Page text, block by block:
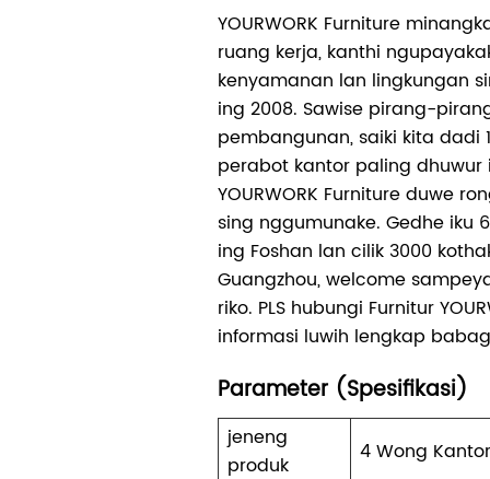
YOURWORK Furniture
ruang kerja, kanthi
kenyamanan lan lingkungan
ing 2008. Sawise pirang-
pembangunan, saiki kita dadi
perabot kantor paling dhuwur
YOURWORK Furniture duwe
sing nggumunake. Gedhe iku
ing Foshan lan cilik 3000
Guangzhou, welcome
riko. PLS hubungi Furnitur
informasi luwih lengkap
Parameter (Spesifikasi)
jeneng
produk
4 Wong